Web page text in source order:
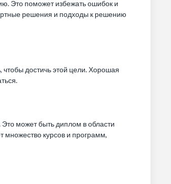
Это поможет избежать ошибок и
решения и подходы к решению
чтобы достичь этой цели. Хорошая
может быть диплом в области
множество курсов и программ,